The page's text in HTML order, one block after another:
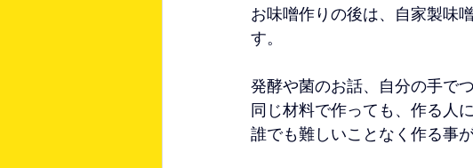
お味噌作りの後は、自家製味
す。
発酵や菌のお話、自分の手で
同じ材料で作っても、作る人
誰でも難しいことなく作る事